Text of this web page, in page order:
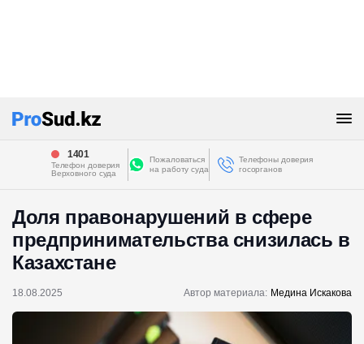
1401
Телефон доверия
Верховного суда
Пожаловаться
на работу суда
Телефоны доверия
госорганов
Доля правонарушений в сфере
предпринимательства снизилась в
Казахстане
18.08.2025 Автор материала: Медина Искакова